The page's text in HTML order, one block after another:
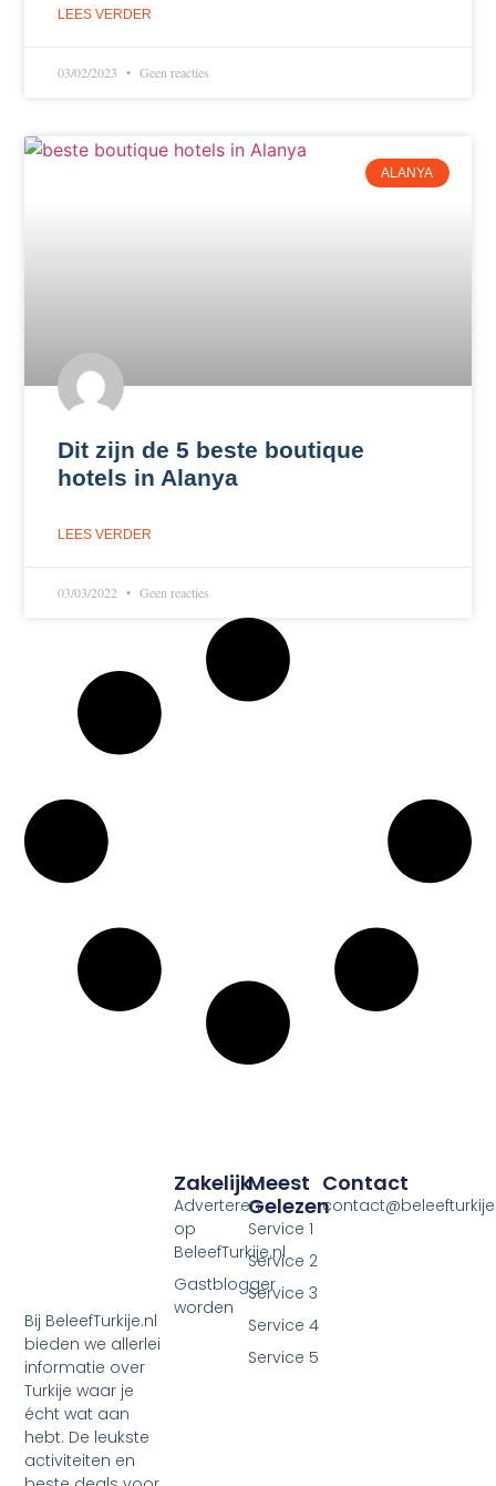
LEES VERDER
03/02/2023 Geen reacties
ALANYA
Dit zijn de 5 beste boutique
hotels in Alanya
LEES VERDER
03/03/2022 Geen reacties
Bij BeleefTurkije.nl
bieden we allerlei
informatie over
Turkije waar je
écht wat aan
hebt. De leukste
activiteiten en
Meest
Gelezen
Service 1
Service 2
Service 3
Service 4
Service 5
Zakelijk
Adverteren
op
BeleefTurkije.nl
Gastblogger
worden
Contact